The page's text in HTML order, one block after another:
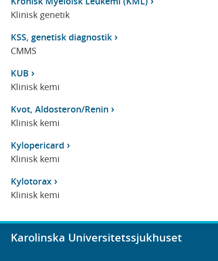
Klinisk genetik
KSS, genetisk diagnostik
CMMS
KUB
Klinisk kemi
Kvot, Aldosteron/Renin
Klinisk kemi
Kylopericard
Klinisk kemi
Kylotorax
Klinisk kemi
Karolinska Universitetssjukhuset